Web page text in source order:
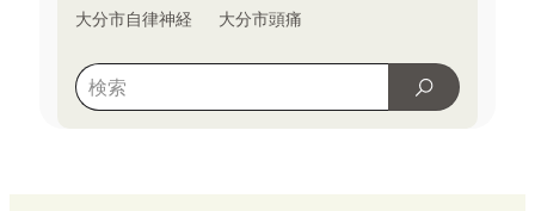
大分市自律神経
大分市頭痛